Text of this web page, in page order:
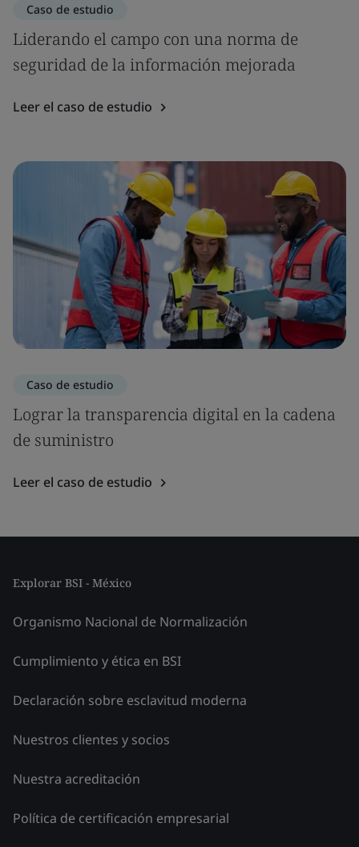
Caso de estudio
Liderando el campo con una norma de
seguridad de la información mejorada
Leer el caso de estudio
Caso de estudio
Lograr la transparencia digital en la cadena
de suministro
Leer el caso de estudio
Explorar BSI - México
Organismo Nacional de Normalización
Cumplimiento y ética en BSI
Declaración sobre esclavitud moderna
Nuestros clientes y socios
Nuestra acreditación
Política de certificación empresarial